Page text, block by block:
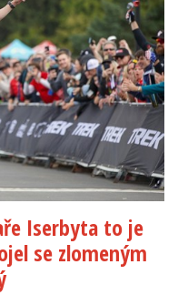
Iserbyta to je
se zlomeným